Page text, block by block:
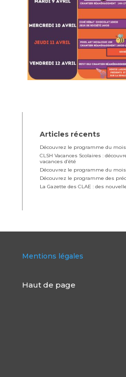
Articles récents
Découvrez le programme du mois
CLSH Vacances Scolaires :
vacances d’été
Découvrez le programme du mois
Découvrez le programme des
La Gazette des CLAE : des
Mentions légales
Haut de page